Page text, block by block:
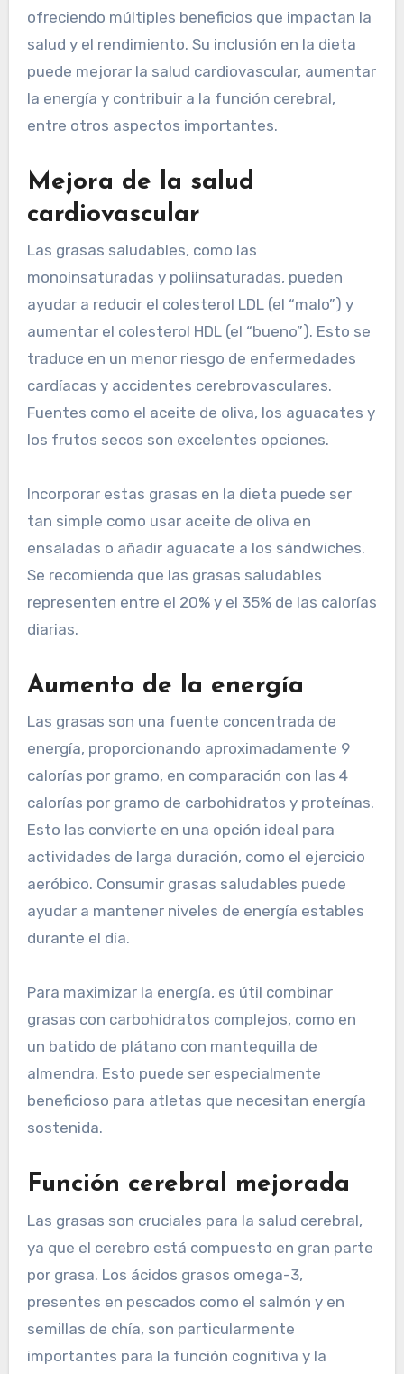
ofreciendo múltiples beneficios que impactan la
salud y el rendimiento. Su inclusión en la dieta
puede mejorar la salud cardiovascular, aumentar
la energía y contribuir a la función cerebral,
entre otros aspectos importantes.
Mejora de la salud
cardiovascular
Las grasas saludables, como las
monoinsaturadas y poliinsaturadas, pueden
ayudar a reducir el colesterol LDL (el “malo”) y
aumentar el colesterol HDL (el “bueno”). Esto se
traduce en un menor riesgo de enfermedades
cardíacas y accidentes cerebrovasculares.
Fuentes como el aceite de oliva, los aguacates y
los frutos secos son excelentes opciones.
Incorporar estas grasas en la dieta puede ser
tan simple como usar aceite de oliva en
ensaladas o añadir aguacate a los sándwiches.
Se recomienda que las grasas saludables
representen entre el 20% y el 35% de las calorías
diarias.
Aumento de la energía
Las grasas son una fuente concentrada de
energía, proporcionando aproximadamente 9
calorías por gramo, en comparación con las 4
calorías por gramo de carbohidratos y proteínas.
Esto las convierte en una opción ideal para
actividades de larga duración, como el ejercicio
aeróbico. Consumir grasas saludables puede
ayudar a mantener niveles de energía estables
durante el día.
Para maximizar la energía, es útil combinar
grasas con carbohidratos complejos, como en
un batido de plátano con mantequilla de
almendra. Esto puede ser especialmente
beneficioso para atletas que necesitan energía
sostenida.
Función cerebral mejorada
Las grasas son cruciales para la salud cerebral,
ya que el cerebro está compuesto en gran parte
por grasa. Los ácidos grasos omega-3,
presentes en pescados como el salmón y en
semillas de chía, son particularmente
importantes para la función cognitiva y la